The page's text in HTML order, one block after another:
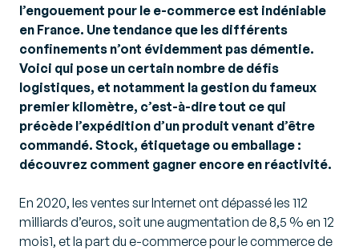
l’engouement pour le e-commerce est indéniable
en France. Une tendance que les différents
confinements n’ont évidemment pas démentie.
Voici qui pose un certain nombre de défis
logistiques, et notamment la gestion du fameux
premier kilomètre, c’est-à-dire tout ce qui
précède l’expédition d’un produit venant d’être
commandé. Stock, étiquetage ou emballage :
découvrez comment gagner encore en réactivité.
En 2020, les ventes sur Internet ont dépassé les 112
milliards d’euros, soit une augmentation de 8,5 % en 12
mois1, et la part du e-commerce pour le commerce de